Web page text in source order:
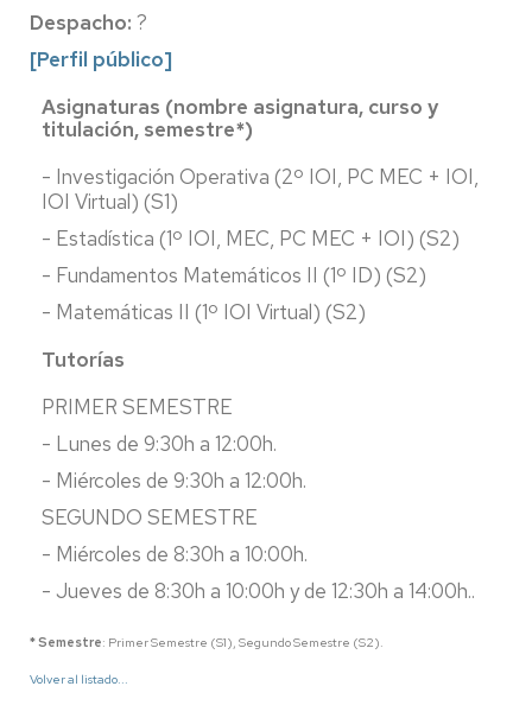
Despacho: ?
[Perfil público]
Asignaturas (nombre asignatura, curso y
titulación, semestre*)
- Investigación Operativa (2º IOI, PC MEC + IOI,
IOI Virtual) (S1)
- Estadística (1º IOI, MEC, PC MEC + IOI) (S2)
- Fundamentos Matemáticos II (1º ID) (S2)
- Matemáticas II (1º IOI Virtual) (S2)
Tutorías
PRIMER SEMESTRE
- Lunes de 9:30h a 12:00h.
- Miércoles de 9:30h a 12:00h.
SEGUNDO SEMESTRE
- Miércoles de 8:30h a 10:00h.
- Jueves de 8:30h a 10:00h y de 12:30h a 14:00h..
* Semestre: Primer Semestre (S1), Segundo Semestre (S2).
Volver al listado...